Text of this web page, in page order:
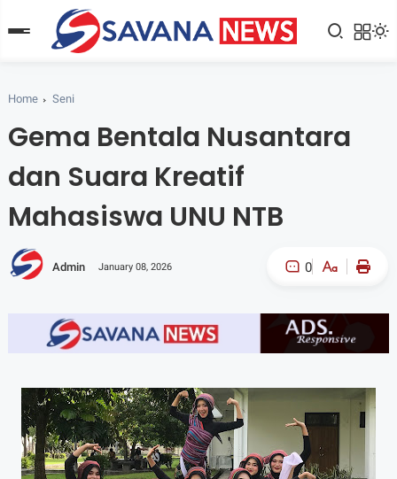
Home Seni
Gema Bentala Nusantara
dan Suara Kreatif
Mahasiswa UNU NTB
Admin January 08, 2026 0
A- A+